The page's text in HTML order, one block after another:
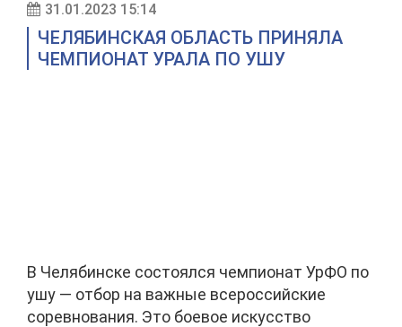
31.01.2023 15:14
ЧЕЛЯБИНСКАЯ ОБЛАСТЬ ПРИНЯЛА
ЧЕМПИОНАТ УРАЛА ПО УШУ
В Челябинске состоялся чемпионат УрФО по
ушу — отбор на важные всероссийские
соревнования. Это боевое искусство